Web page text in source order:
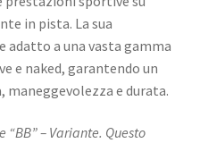
in pista. La sua
a una vasta gamma
e naked, garantendo un
e durata.
– Variante. Questo